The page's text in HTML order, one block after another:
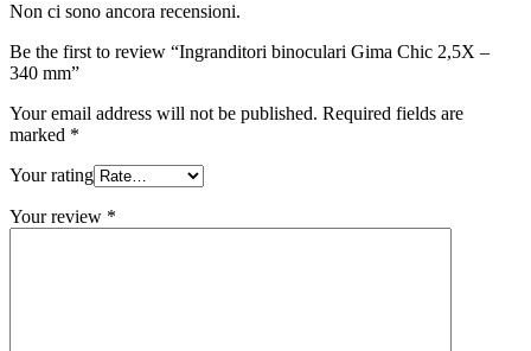
Non ci sono ancora recensioni.
Be the first to review “Ingranditori binoculari Gima Chic 2,5X –
340 mm”
Your email address will not be published. Required fields are
marked *
Your rating
Your review *